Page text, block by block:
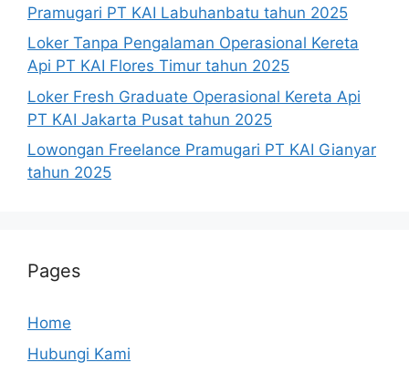
Pramugari PT KAI Labuhanbatu tahun 2025
Loker Tanpa Pengalaman Operasional Kereta
Api PT KAI Flores Timur tahun 2025
Loker Fresh Graduate Operasional Kereta Api
PT KAI Jakarta Pusat tahun 2025
Lowongan Freelance Pramugari PT KAI Gianyar
tahun 2025
Pages
Home
Hubungi Kami